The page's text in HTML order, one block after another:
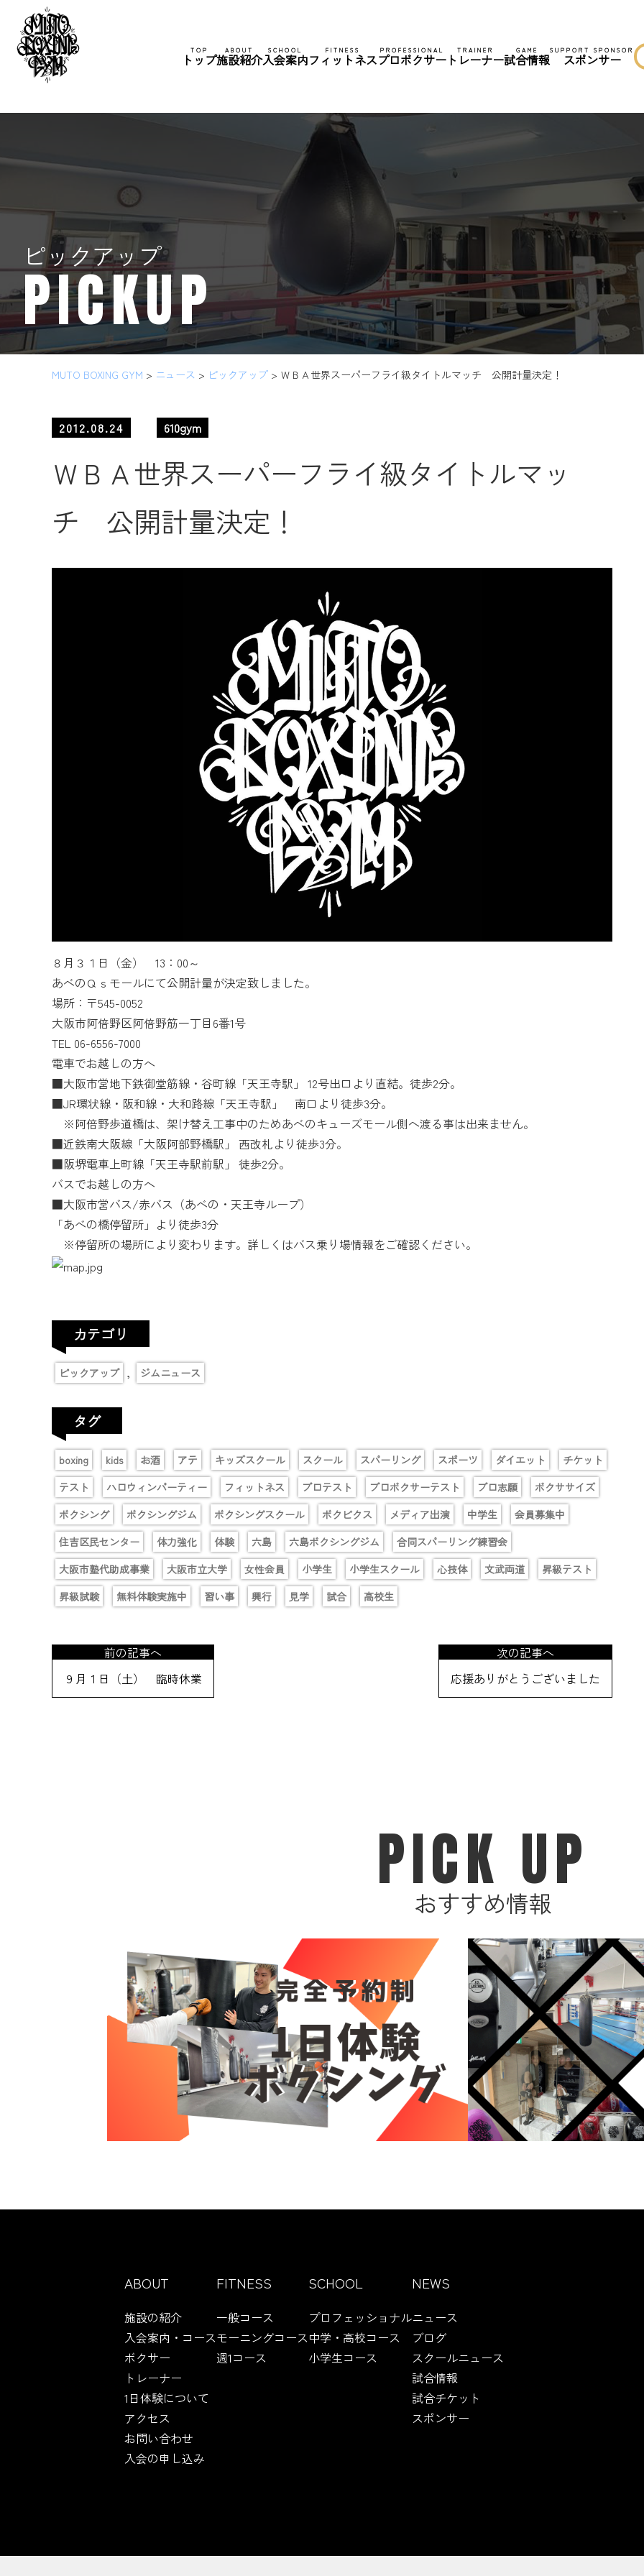
TOP
トップ
ABOUT
施設紹介
SCHOOL
入会案内
FITNESS
フィットネス
PROFESSIONAL
プロボクサー
TRAINER
トレーナー
GAME
試合情報
SUPPORT SPONSOR
スポンサー
ピックアップ
PICKUP
MUTO BOXING GYM > ニュース > ピックアップ > ＷＢＡ世界スーパーフライ級タイトルマッチ 公開計量決定！
2012.08.24 610gym
ＷＢＡ世界スーパーフライ級タイトルマッ
チ 公開計量決定！
８月３１日（金） 13：00～
あべのＱｓモールにて公開計量が決定致しました。
場所：〒545-0052
大阪市阿倍野区阿倍野筋一丁目6番1号
TEL 06-6556-7000
電車でお越しの方へ
■大阪市営地下鉄御堂筋線・谷町線「天王寺駅」 12号出口より直結。徒歩2分。
■JR環状線・阪和線・大和路線「天王寺駅」 南口より徒歩3分。
※阿倍野歩道橋は、架け替え工事中のためあべのキューズモール側へ渡る事は出来ません。
■近鉄南大阪線「大阪阿部野橋駅」 西改札より徒歩3分。
■阪堺電車上町線「天王寺駅前駅」 徒歩2分。
バスでお越しの方へ
■大阪市営バス/赤バス（あべの・天王寺ループ）
「あべの橋停留所」より徒歩3分
※停留所の場所により変わります。詳しくはバス乗り場情報をご確認ください。
カテゴリ
ピックアップ , ジムニュース
タグ
boxing kids お酒 アテ キッズスクール スクール スパーリング スポーツ ダイエット
チケット
テスト
ハロウィンパーティー フィットネス プロテスト プロボクサーテスト プロ志願
ボクササイズ
ボクシング
ボクシングジム ボクシングスクール ボクビクス メディア出演 中学生
会員募集中
住吉区民センター
体力強化 体験 六島 六島ボクシングジム
合同スパーリング練習会
大阪市塾代助成事業
大阪市立大学 女性会員 小学生 小学生スクール 心技体 文武両道
昇級テスト
昇級試験
無料体験実施中 習い事 興行 見学 試合 高校生
前の記事へ
９月１日（土） 臨時休業
次の記事へ
応援ありがとうございました
PICK UP
おすすめ情報
ABOUT
施設の紹介
入会案内・コース
ボクサー
トレーナー
1日体験について
アクセス
お問い合わせ
入会の申し込み
FITNESS
一般コース
モーニングコース
週1コース
SCHOOL
プロフェッショナル
中学・高校コース
小学生コース
NEWS
ニュース
ブログ
スクールニュース
試合情報
試合チケット
スポンサー